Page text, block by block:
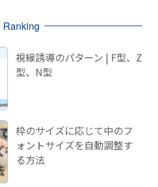
Ranking
視線誘導のパターン | F型、Z
型、N型
枠のサイズに応じて中のフ
ォントサイズを自動調整す
る方法